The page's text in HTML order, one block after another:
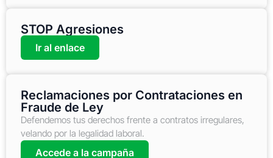
STOP Agresiones
Ir al enlace
Reclamaciones por Contrataciones en
Fraude de Ley
Defendemos tus derechos frente a contratos irregulares,
velando por la legalidad laboral.
Accede a la campaña